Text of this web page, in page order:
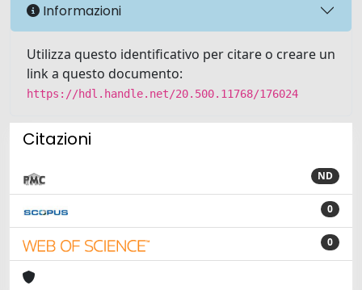
Informazioni
Utilizza questo identificativo per citare o creare un
link a questo documento:
https://hdl.handle.net/20.500.11768/176024
Citazioni
ND
0
0